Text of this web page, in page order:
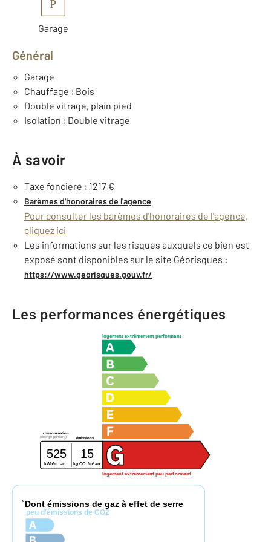
P
Garage
Général
Garage
Chauffage : Bois
Double vitrage, plain pied
Isolation : Double vitrage
À savoir
Taxe foncière : 1217 €
Barèmes d'honoraires de l'agence
Pour consulter les barèmes d'honoraires de l'agence,
cliquez ici
Les informations sur les risques auxquels ce bien est
exposé sont disponibles sur le site Géorisques :
https://www.georisques.gouv.fr/
Les performances énergétiques
logement extrêmement performant
logement extrêmement peu performant
consommation
émissions
(énergie primaire)
525 15
kWh/m2.an kg CO2/m2 .an
* Dont émissions de gaz à effet de serre
peu d'émissions de CO2